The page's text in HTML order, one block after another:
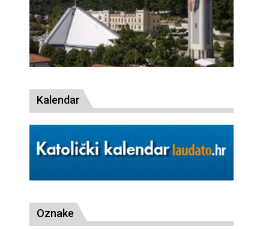
Kalendar
Oznake